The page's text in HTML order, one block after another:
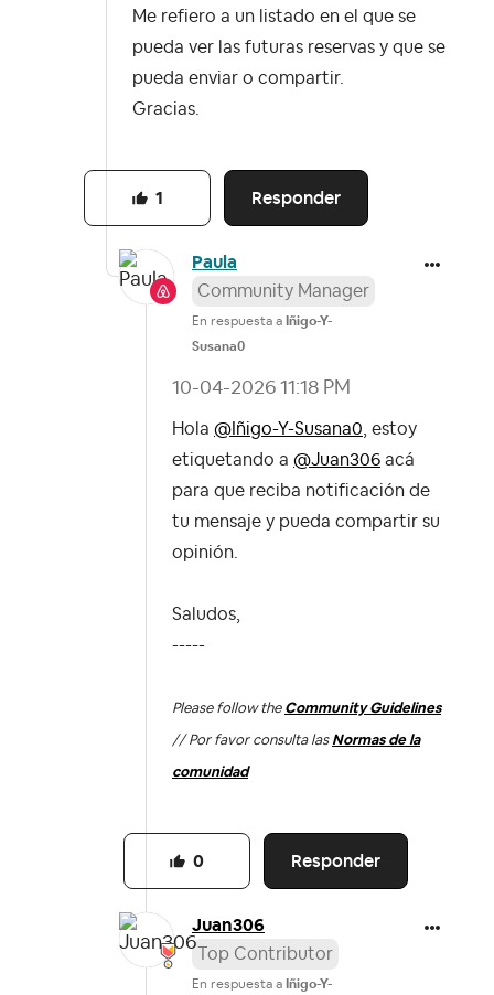
Me refiero a un listado en el que se
pueda ver las futuras reservas y que se
pueda enviar o compartir.
Gracias.
Responder
1
Paula
Community Manager
En respuesta a Iñigo-Y-
Susana0
‎10-04-2026 11:18 PM
Hola @Iñigo-Y-Susana0 , estoy
etiquetando a @Juan306 acá
para que reciba notificación de
tu mensaje y pueda compartir su
opinión.
Saludos,
-----
Please follow the Community Guidelines
// Por favor consulta las Normas de la
comunidad
Responder
0
Juan306
Top Contributor
En respuesta a Iñigo-Y-